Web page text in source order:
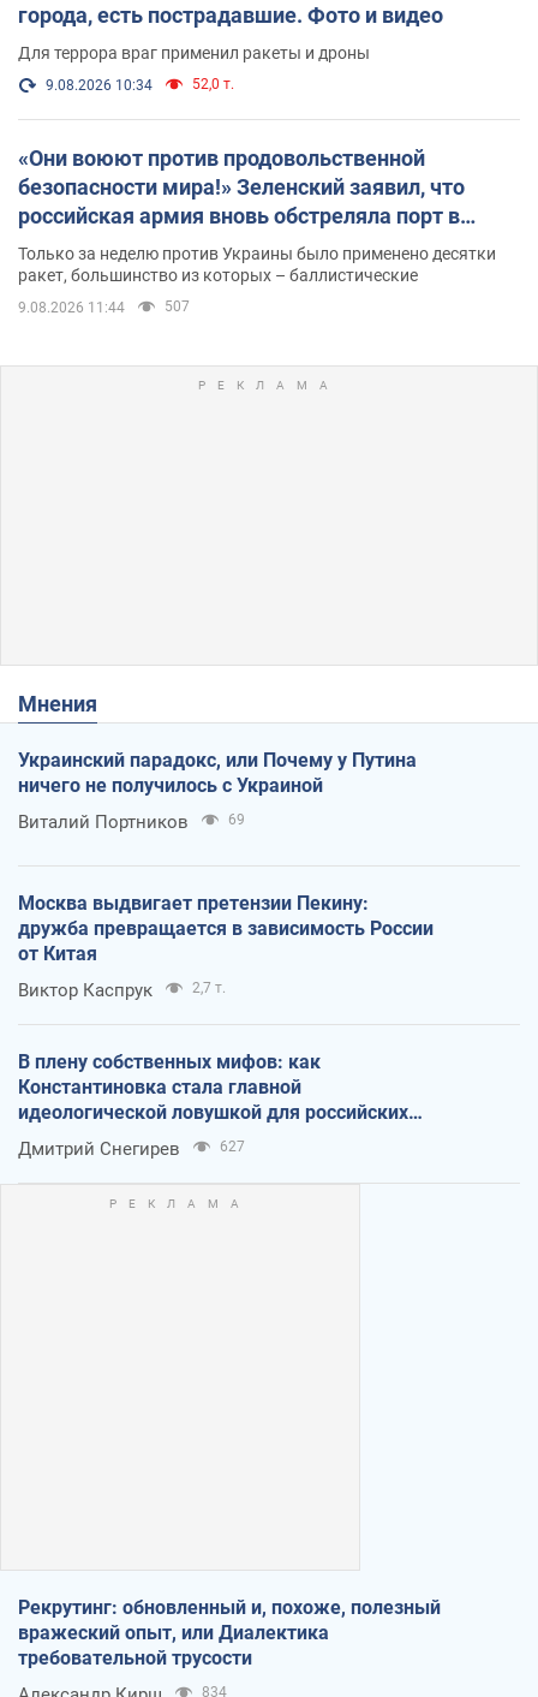
города, есть пострадавшие. Фото и видео
Для террора враг применил ракеты и дроны
9.08.2026 10:34 52,0 т.
«Они воюют против продовольственной
безопасности мира!» Зеленский заявил, что
российская армия вновь обстреляла порт в
Одессе
Только за неделю против Украины было применено десятки
ракет, большинство из которых – баллистические
9.08.2026 11:44 507
Мнения
Украинский парадокс, или Почему у Путина
ничего не получилось с Украиной
Виталий Портников 69
Москва выдвигает претензии Пекину:
дружба превращается в зависимость России
от Китая
Виктор Каспрук 2,7 т.
В плену собственных мифов: как
Константиновка стала главной
идеологической ловушкой для российских
оккупантов
Дмитрий Снегирев 627
Рекрутинг: обновленный и, похоже, полезный
вражеский опыт, или Диалектика
требовательной трусости
834